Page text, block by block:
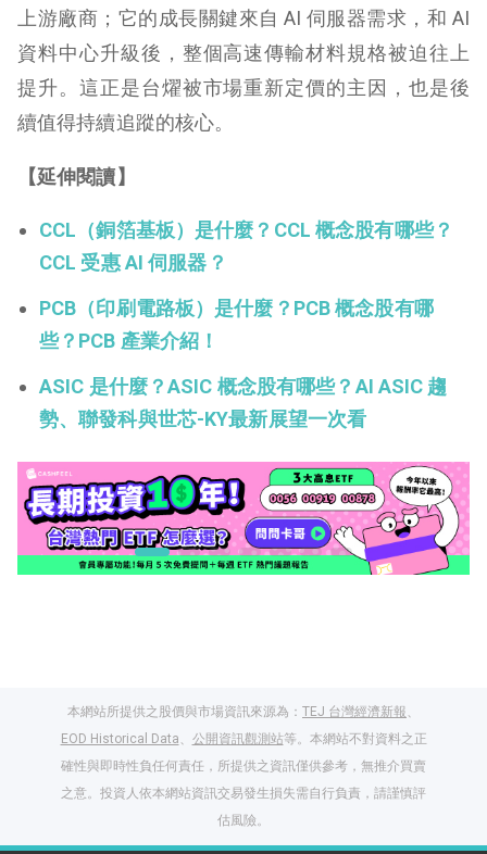
上游廠商；它的成長關鍵來自 AI 伺服器需求，和 AI
資料中心升級後，整個高速傳輸材料規格被迫往上
提升。這正是台燿被市場重新定價的主因，也是後
續值得持續追蹤的核心。
【延伸閱讀】
CCL（銅箔基板）是什麼？CCL 概念股有哪些？
CCL 受惠 AI 伺服器？
PCB（印刷電路板）是什麼？PCB 概念股有哪
些？PCB 產業介紹！
ASIC 是什麼？ASIC 概念股有哪些？AI ASIC 趨
勢、聯發科與世芯-KY最新展望一次看
本網站所提供之股價與市場資訊來源為： TEJ 台灣經濟新報、
EOD Historical Data、 公開資訊觀測站等。本網站不對資料之正
確性與即時性負任何責任，所提供之資訊僅供參考，無推介買賣
之意。投資人依本網站資訊交易發生損失需自行負責，請謹慎評
估風險。